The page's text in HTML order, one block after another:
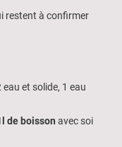
restent à confirmer
eau et solide, 1 eau
de boisson avec soi